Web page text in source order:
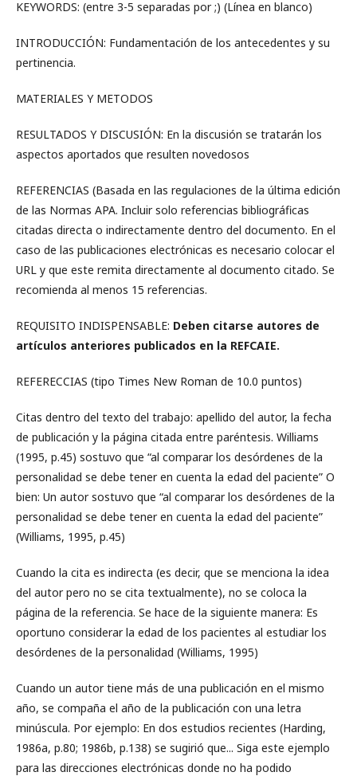
KEYWORDS: (entre 3-5 separadas por ;) (Línea en blanco)
INTRODUCCIÓN: Fundamentación de los antecedentes y su
pertinencia.
MATERIALES Y METODOS
RESULTADOS Y DISCUSIÓN: En la discusión se tratarán los
aspectos aportados que resulten novedosos
REFERENCIAS (Basada en las regulaciones de la última edición
de las Normas APA. Incluir solo referencias bibliográficas
citadas directa o indirectamente dentro del documento. En el
caso de las publicaciones electrónicas es necesario colocar el
URL y que este remita directamente al documento citado. Se
recomienda al menos 15 referencias.
REQUISITO INDISPENSABLE: Deben citarse autores de
artículos anteriores publicados en la REFCAIE.
REFERECCIAS (tipo Times New Roman de 10.0 puntos)
Citas dentro del texto del trabajo: apellido del autor, la fecha
de publicación y la página citada entre paréntesis. Williams
(1995, p.45) sostuvo que “al comparar los desórdenes de la
personalidad se debe tener en cuenta la edad del paciente” O
bien: Un autor sostuvo que “al comparar los desórdenes de la
personalidad se debe tener en cuenta la edad del paciente”
(Williams, 1995, p.45)
Cuando la cita es indirecta (es decir, que se menciona la idea
del autor pero no se cita textualmente), no se coloca la
página de la referencia. Se hace de la siguiente manera: Es
oportuno considerar la edad de los pacientes al estudiar los
desórdenes de la personalidad (Williams, 1995)
Cuando un autor tiene más de una publicación en el mismo
año, se compaña el año de la publicación con una letra
minúscula. Por ejemplo: En dos estudios recientes (Harding,
1986a, p.80; 1986b, p.138) se sugirió que... Siga este ejemplo
para las direcciones electrónicas donde no ha podido